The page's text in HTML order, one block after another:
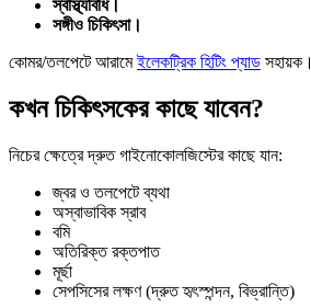
স্বাস্থ্যবিধি।
সঙ্গীও চিকিৎসা।
কোমর/তলপেটে আরামেইলেকট্রিক হিটিং প্যাড সহায়ক।
কখন চিকিৎসকের কাছে যাবেন?
নিচের ক্ষেত্রে দ্রুত গাইনোকোলজিস্টের কাছে যান:
জ্বর ও তলপেটে ব্যথা
অস্বাভাবিক স্রাব
বমি
অতিরিক্ত রক্তপাত
মূর্ছা
সেপসিসের লক্ষণ (দ্রুত হৃৎস্পন্দন, বিভ্রান্তি)